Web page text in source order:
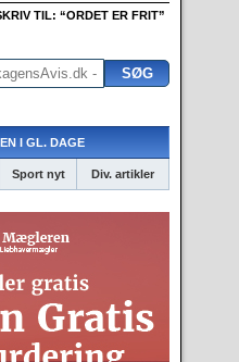
TIL: “ORDET ER FRIT”
I GL. DAGE
Sport nyt Div. artikler